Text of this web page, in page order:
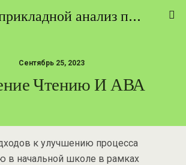
ABA (прикладной анализ поведения) - ТЕОРИЯ И ПРАКТИКА
Сентябрь 25, 2023
Чтению И АВА
к улучшению процесса
в начальной школе в рамках